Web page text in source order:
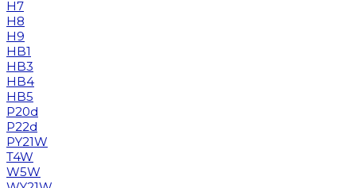
H7
H8
H9
HB1
HB3
HB4
HB5
P20d
P22d
PY21W
T4W
W5W